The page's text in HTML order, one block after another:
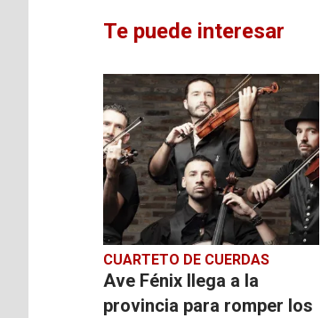
Te puede interesar
CUARTETO DE CUERDAS
Ave Fénix llega a la
provincia para romper los